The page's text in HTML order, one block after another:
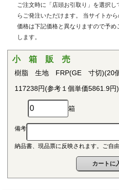
れ、OA機器分野、自動車分野、
用治具などで用いられています。
おける登録商標です。
■ポリプロピレン(PP)
〇連続使用温度115℃（UL認定温
結晶性の代表的な汎用プラスチ
プラスチックのなかでも最も軽く
性、電気的特性にも優れ、応用範
て幅広い分野で用いられています。
結晶性のエンジニアリングプラ
取れた機械的性質を有し、かつ優
プ性、摩擦摩耗特性、耐薬品性を
ご注文時に「店頭お引取り」を選択
らご発注いただけます。 当サイトか
価格は下記価格と異なりますので予
します。
小 箱 販 売
樹脂 生地 FRP(GE 寸切)(20
117238円(参考１個単価5861.9円)
箱
備考
納品書、現品票に反映されます。ご自